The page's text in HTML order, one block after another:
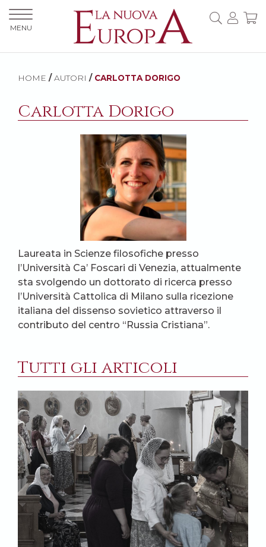
HOME / AUTORI / CARLOTTA DORIGO
Carlotta Dorigo
Laureata in Scienze filosofiche presso
l’Università Ca’ Foscari di Venezia, attualmente
sta svolgendo un dottorato di ricerca presso
l’Università Cattolica di Milano sulla ricezione
italiana del dissenso sovietico attraverso il
contributo del centro “Russia Cristiana”.
Tutti gli articoli
MENU